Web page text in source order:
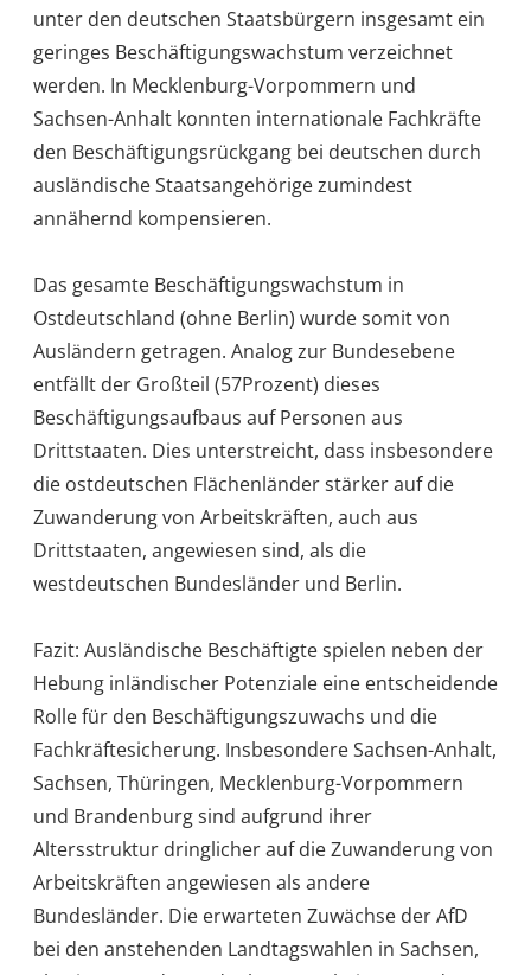
unter den deutschen Staatsbürgern insgesamt ein
geringes Beschäftigungswachstum verzeichnet
werden. In Mecklenburg-Vorpommern und
Sachsen-Anhalt konnten internationale Fachkräfte
den Beschäftigungsrückgang bei deutschen durch
ausländische Staatsangehörige zumindest
annähernd kompensieren.
Das gesamte Beschäftigungswachstum in
Ostdeutschland (ohne Berlin) wurde somit von
Ausländern getragen. Analog zur Bundesebene
entfällt der Großteil (57Prozent) dieses
Beschäftigungsaufbaus auf Personen aus
Drittstaaten. Dies unterstreicht, dass insbesondere
die ostdeutschen Flächenländer stärker auf die
Zuwanderung von Arbeitskräften, auch aus
Drittstaaten, angewiesen sind, als die
westdeutschen Bundesländer und Berlin.
Fazit: Ausländische Beschäftigte spielen neben der
Hebung inländischer Potenziale eine entscheidende
Rolle für den Beschäftigungszuwachs und die
Fachkräftesicherung. Insbesondere Sachsen-Anhalt,
Sachsen, Thüringen, Mecklenburg-Vorpommern
und Brandenburg sind aufgrund ihrer
Altersstruktur dringlicher auf die Zuwanderung von
Arbeitskräften angewiesen als andere
Bundesländer. Die erwarteten Zuwächse der AfD
bei den anstehenden Landtagswahlen in Sachsen,